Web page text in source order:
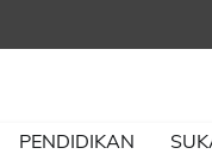
PENDIDIKAN